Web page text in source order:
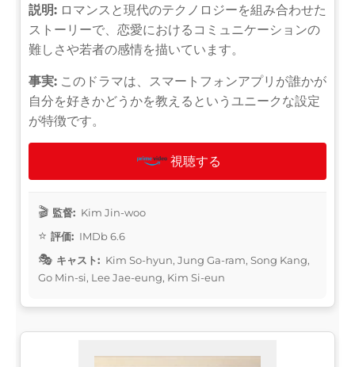
説明: ロマンスと現代のテクノロジーを組み合わせた
ストーリーで、恋愛におけるコミュニケーションの
難しさや若者の感情を描いています。
事実: このドラマは、スマートフォンアプリが誰かが
自分を好きかどうかを教えるというユニークな設定
が特徴です。
視聴する
監督: Kim Jin-woo
評価: IMDb 6.6
キャスト: Kim So-hyun, Jung Ga-ram, Song Kang,
Go Min-si, Lee Jae-eung, Kim Si-eun